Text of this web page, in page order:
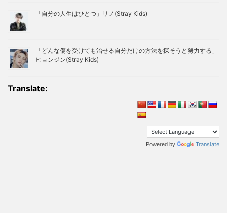
「自分の人生はひとつ」リノ(Stray Kids)
「どんな傷を受けても治せる自分だけの方法を探そうと努力する」
ヒョンジン(Stray Kids)
Translate:
Powered by Translate